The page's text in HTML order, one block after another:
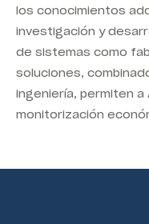
los conocimientos
investigación y
de sistemas como
soluciones,
ingeniería, permiten
monitorización